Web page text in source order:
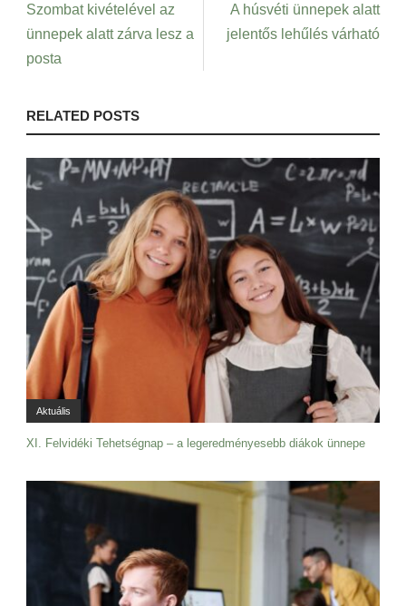
Szombat kivételével az
ünnepek alatt zárva lesz a
posta
A húsvéti ünnepek alatt
jelentős lehűlés várható
RELATED POSTS
Aktuális
XI. Felvidéki Tehetségnap – a legeredményesebb diákok ünnepe